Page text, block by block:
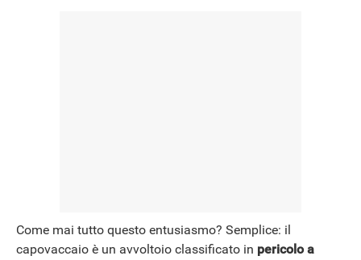
Come mai tutto questo entusiasmo? Semplice: il
capovaccaio è un avvoltoio classificato in pericolo a